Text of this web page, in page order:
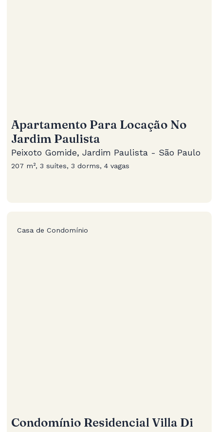
Apartamento Para Locação No
Jardim Paulista
Peixoto Gomide, Jardim Paulista - São Paulo
207 m², 3 suítes, 3 dorms, 4 vagas
Casa de Condomínio
Condomínio Residencial Villa Di